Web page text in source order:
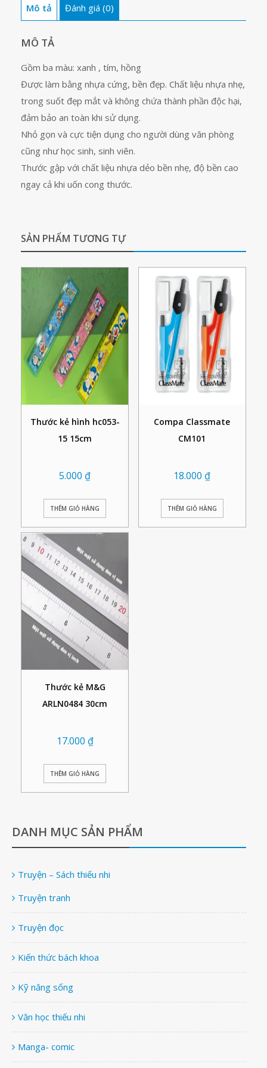
số
Mô tả Đánh giá (0)
MÔ TẢ
Gồm ba màu: xanh , tím, hồng
Được làm bằng nhựa cứng, bền đẹp. Chất liệu nhựa nhẹ,
trong suốt đẹp mắt và không chứa thành phần độc hại,
đảm bảo an toàn khi sử dụng.
Nhỏ gọn và cực tiện dụng cho người dùng văn phòng
cũng như học sinh, sinh viên.
Thước gập với chất liệu nhựa dẻo bền nhẹ, độ bền cao
ngay cả khi uốn cong thước.
SẢN PHẨM TƯƠNG TỰ
Thước kẻ hình hc053-
15 15cm
5.000 ₫
THÊM GIỎ HÀNG
Compa Classmate
CM101
18.000 ₫
THÊM GIỎ HÀNG
Thước kẻ M&G
ARLN0484 30cm
17.000 ₫
THÊM GIỎ HÀNG
DANH MỤC SẢN PHẨM
Truyện – Sách thiếu nhi
Truyện tranh
Truyện đọc
Kiến thức bách khoa
Kỹ năng sống
Văn học thiếu nhi
Manga- comic